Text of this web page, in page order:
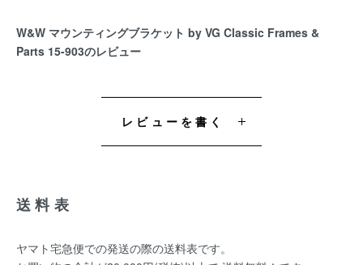
W&W マウンティングブラケット by VG Classic Frames &
Parts 15-903のレビュー
レビューを書く
送料表
ヤマト宅急便での発送の際の送料表です。